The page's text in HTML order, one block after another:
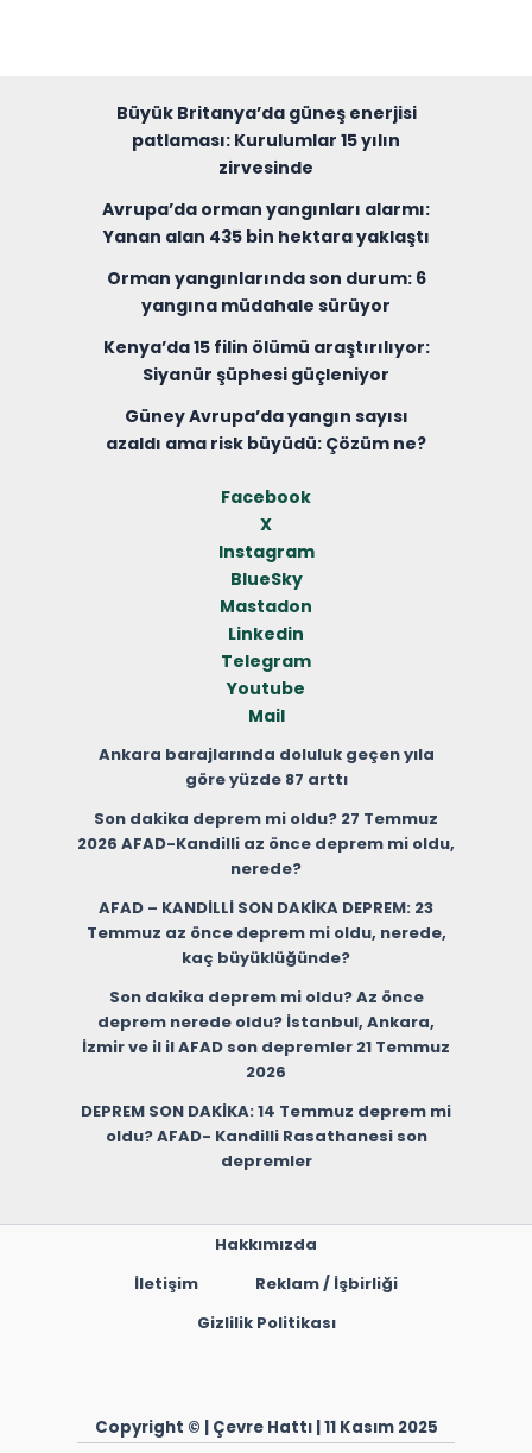
Büyük Britanya’da güneş enerjisi
patlaması: Kurulumlar 15 yılın
zirvesinde
Avrupa’da orman yangınları alarmı:
Yanan alan 435 bin hektara yaklaştı
Orman yangınlarında son durum: 6
yangına müdahale sürüyor
Kenya’da 15 filin ölümü araştırılıyor:
Siyanür şüphesi güçleniyor
Güney Avrupa’da yangın sayısı
azaldı ama risk büyüdü: Çözüm ne?
Facebook
X
Instagram
BlueSky
Mastadon
Linkedin
Telegram
Youtube
Mail
Ankara barajlarında doluluk geçen yıla
göre yüzde 87 arttı
Son dakika deprem mi oldu? 27 Temmuz
2026 AFAD-Kandilli az önce deprem mi oldu,
nerede?
AFAD – KANDİLLİ SON DAKİKA DEPREM: 23
Temmuz az önce deprem mi oldu, nerede,
kaç büyüklüğünde?
Son dakika deprem mi oldu? Az önce
deprem nerede oldu? İstanbul, Ankara,
İzmir ve il il AFAD son depremler 21 Temmuz
2026
DEPREM SON DAKİKA: 14 Temmuz deprem mi
oldu? AFAD- Kandilli Rasathanesi son
depremler
Hakkımızda
İletişim
Reklam / İşbirliği
Gizlilik Politikası
Copyright © | Çevre Hattı | 11 Kasım 2025